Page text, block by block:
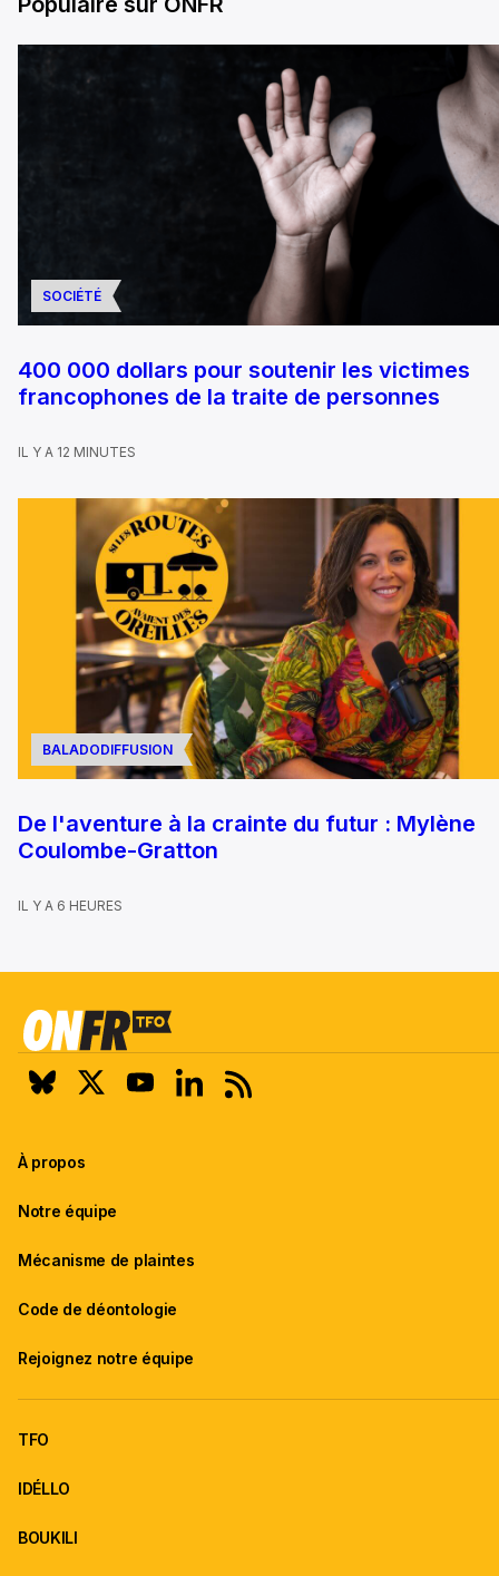
SOCIÉTÉ
400 000 dollars pour soutenir les victimes
francophones de la traite de personnes
IL Y A 12 MINUTES
BALADODIFFUSION
De l'aventure à la crainte du futur : Mylène
Coulombe-Gratton
IL Y A 6 HEURES
À propos
Notre équipe
Mécanisme de plaintes
Code de déontologie
Rejoignez notre équipe
TFO
IDÉLLO
BOUKILI